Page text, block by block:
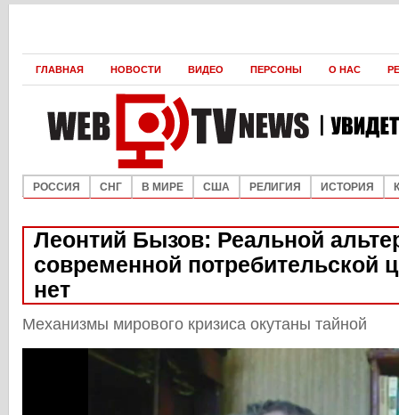
ГЛАВНАЯ НОВОСТИ ВИДЕО ПЕРСОНЫ О НАС
РОССИЯ СНГ В МИРЕ США РЕЛИГИЯ ИСТОРИЯ
Леонтий Бызов: Реальной
современной потребительской
нет
Механизмы мирового кризиса окутаны тайной